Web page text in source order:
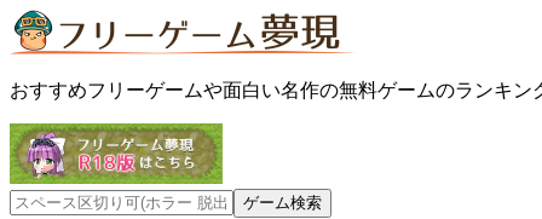
おすすめフリーゲームや面白い名作の無料ゲームのランキン